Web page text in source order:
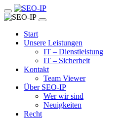
Start
Unsere Leistungen
IT – Dienstleistung
IT – Sicherheit
Kontakt
Team Viewer
Über SEO-IP
Wer wir sind
Neuigkeiten
Recht